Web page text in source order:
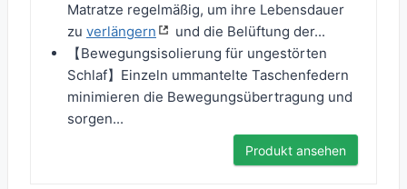
Matratze regelmäßig, um ihre Lebensdauer
zu verlängern
und die Belüftung der...
【Bewegungsisolierung für ungestörten
Schlaf】Einzeln ummantelte Taschenfedern
minimieren die Bewegungsübertragung und
sorgen...
Produkt ansehen